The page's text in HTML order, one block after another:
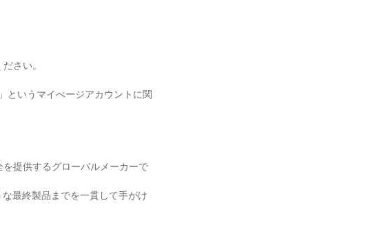
さい。
というマイぺージアカウントに関
を提供するグローバルメーカーで
最終製品までを一貫して手がけ